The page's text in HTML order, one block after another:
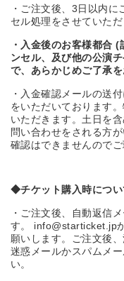
・ご注文後、3日以内
セル処理をさせていた
・入金後のお客様都合
ンセル、及び他の公演
で、あらかじめご了承を
・入金確認メールの送
をいただいております
いただきます。土日を
問い合わせをされる方
確認はできませんので
◆チケット購入時につい
・ご注文後、自動返信
す。 info@starticket.jp
願いします。ご注文後
迷惑メールかスパムメ
い。